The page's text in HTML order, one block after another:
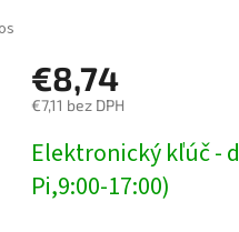
€8,74
€7,11 bez DPH
cena:
Elektronický kľúč -
Pi,9:00-17:00)